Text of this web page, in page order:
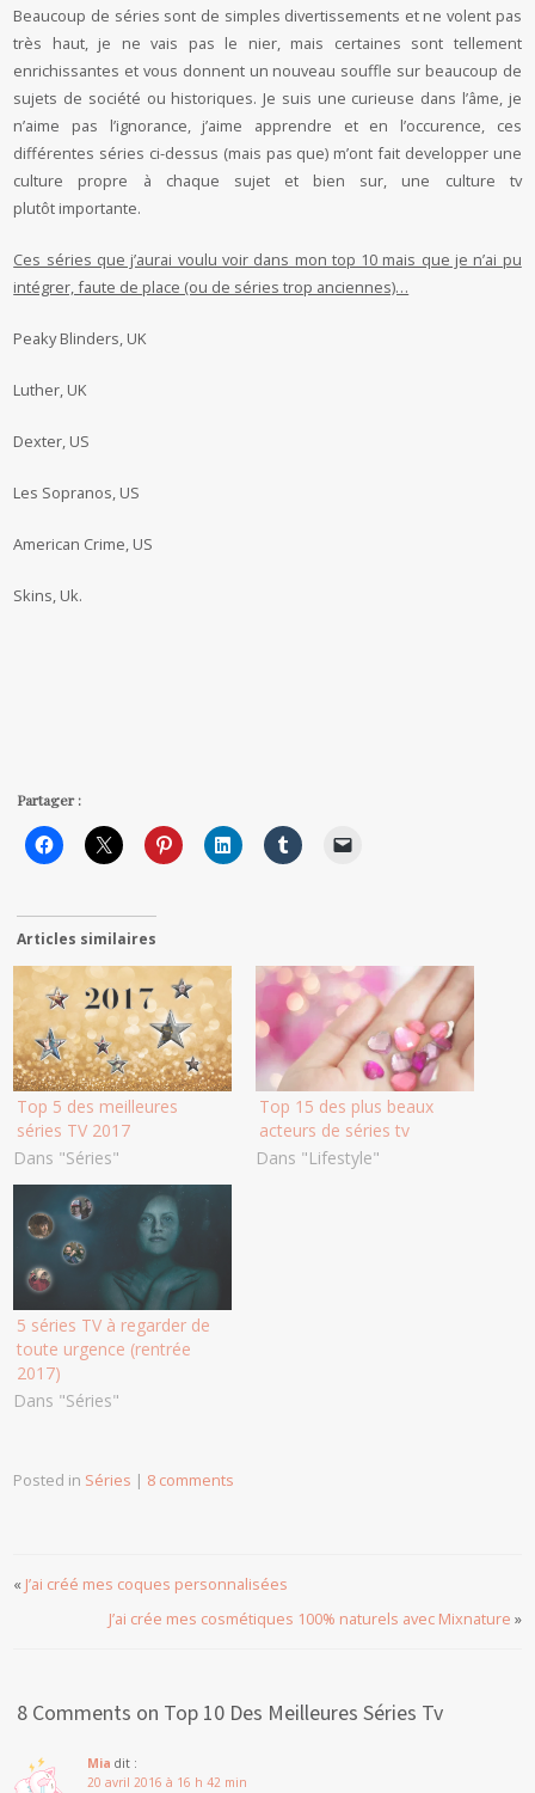
Beaucoup de séries sont de simples divertissements et ne volent pas
très haut, je ne vais pas le nier, mais certaines sont tellement
enrichissantes et vous donnent un nouveau souffle sur beaucoup de
sujets de société ou historiques. Je suis une curieuse dans l’âme, je
n’aime pas l’ignorance, j’aime apprendre et en l’occurence, ces
différentes séries ci-dessus (mais pas que) m’ont fait developper une
culture propre à chaque sujet et bien sur, une culture tv
plutôt importante.
Ces séries que j’aurai voulu voir dans mon top 10 mais que je n’ai pu
intégrer, faute de place (ou de séries trop anciennes)…
Peaky Blinders, UK
Luther, UK
Dexter, US
Les Sopranos, US
American Crime, US
Skins, Uk.
Partager :
Articles similaires
Top 5 des meilleures
séries TV 2017
Dans "Séries"
Top 15 des plus beaux
acteurs de séries tv
Dans "Lifestyle"
5 séries TV à regarder de
toute urgence (rentrée
2017)
Dans "Séries"
Posted in Séries | 8 comments
« J’ai créé mes coques personnalisées
J’ai crée mes cosmétiques 100% naturels avec Mixnature »
8 Comments on Top 10 Des Meilleures Séries Tv
Mia dit :
20 avril 2016 à 16 h 42 min